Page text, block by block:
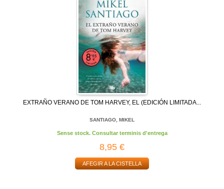
EXTRAÑO VERANO DE TOM HARVEY, EL (EDICIÓN LIMITADA...
SANTIAGO, MIKEL
Sense stock. Consultar terminis d'entrega
8,95 €
AFEGIR A LA CISTELLA